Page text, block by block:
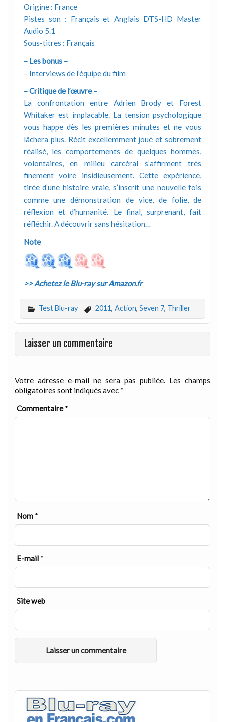
Origine : France
Pistes son : Français et Anglais DTS-HD Master
Audio 5.1
Sous-titres : Français
– Les bonus –
– Interviews de l’équipe du film
– Critique de l’œuvre –
La confrontation entre Adrien Brody et Forest
Whitaker est implacable. La tension psychologique
vous happe dès les premières minutes et ne vous
lâchera plus. Récit excellemment joué et sobrement
réalisé, les comportements de quelques hommes,
volontaires, en milieu carcéral s’affirment très
finement voire insidieusement. Cette expérience,
tirée d’une histoire vraie, s’inscrit une nouvelle fois
comme une démonstration de vice, de folie, de
réflexion et d’humanité. Le final, surprenant, fait
réfléchir. A découvrir sans hésitation…
Note
>> Achetez le Blu-ray sur Amazon.fr
Test Blu-ray 2011, Action, Seven 7, Thriller
Laisser un commentaire
Votre adresse e-mail ne sera pas publiée.
Les champs
obligatoires sont indiqués avec *
Commentaire*
Nom *
E-mail *
Site web